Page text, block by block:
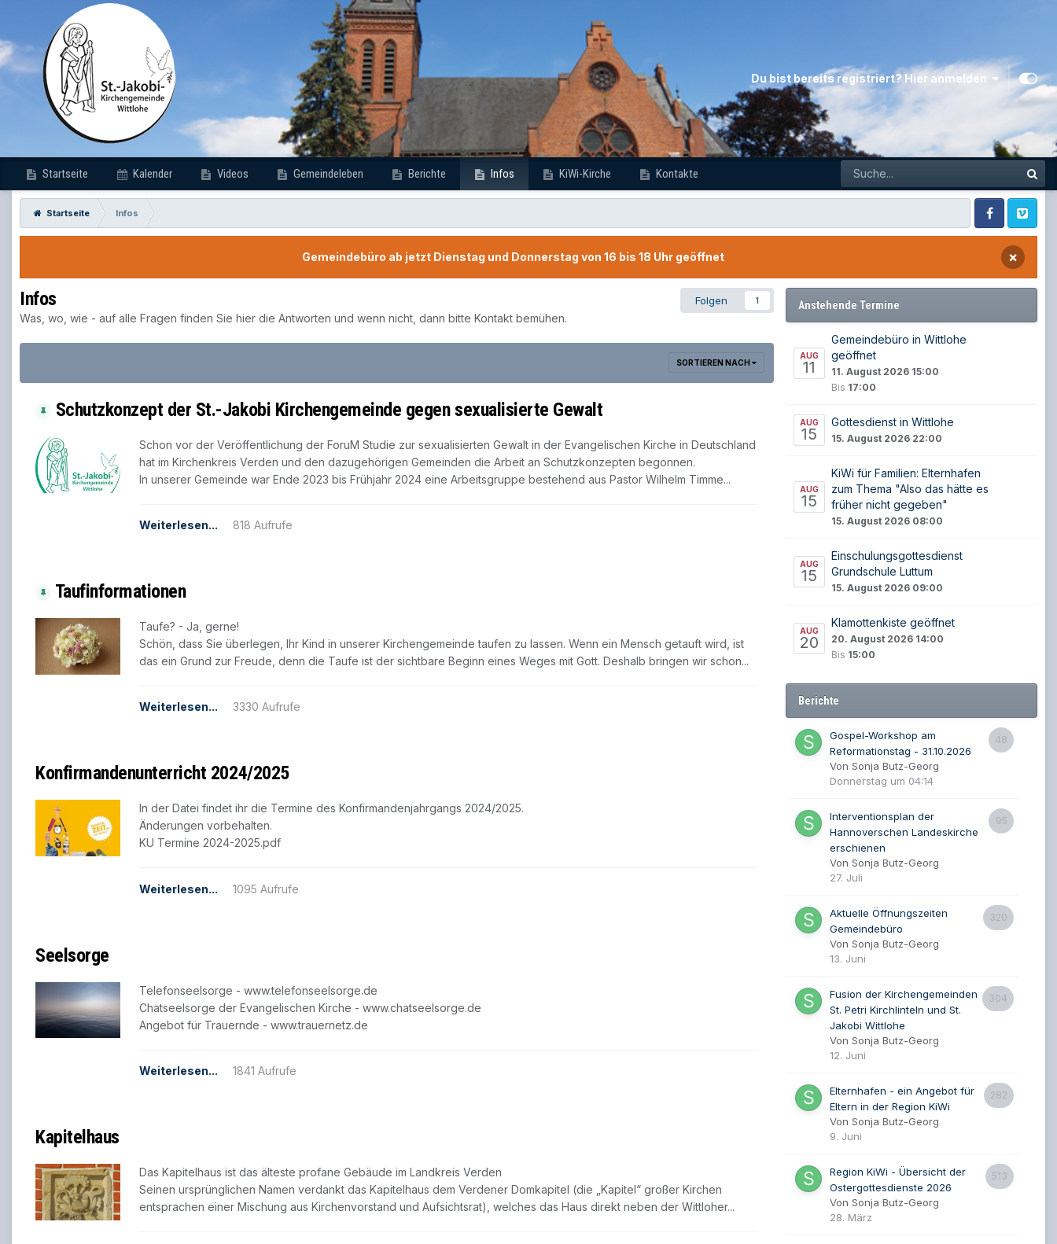
Du bist bereits registriert? Hier anmelden
Startseite Kalender Videos Gemeindeleben Berichte Infos KiWi-Kirche Kontakte
Startseite
Infos
FacebookVimeo
Gemeindebüro ab jetzt Dienstag und Donnerstag von 16 bis 18 Uhr geöffnet ×
Infos Folgen 1
Was, wo, wie - auf alle Fragen finden Sie hier die Antworten und wenn nicht, dann bitte Kontakt bemühen.
SORTIEREN NACH
Schutzkonzept der St.-Jakobi Kirchengemeinde gegen sexualisierte Gewalt
Schon vor der Veröffentlichung der ForuM Studie zur sexualisierten Gewalt in der Evangelischen Kirche in Deutschland
hat im Kirchenkreis Verden und den dazugehörigen Gemeinden die Arbeit an Schutzkonzepten begonnen.
In unserer Gemeinde war Ende 2023 bis Frühjahr 2024 eine Arbeitsgruppe bestehend aus Pastor Wilhelm Timme...
Weiterlesen... 818 Aufrufe
Taufinformationen
Taufe? - Ja, gerne!
Schön, dass Sie überlegen, Ihr Kind in unserer Kirchengemeinde taufen zu lassen. Wenn ein Mensch getauft wird, ist
das ein Grund zur Freude, denn die Taufe ist der sichtbare Beginn eines Weges mit Gott. Deshalb bringen wir schon...
Weiterlesen... 3330 Aufrufe
Konfirmandenunterricht 2024/2025
In der Datei findet ihr die Termine des Konfirmandenjahrgangs 2024/2025.
Änderungen vorbehalten.
KU Termine 2024-2025.pdf
Weiterlesen... 1095 Aufrufe
Seelsorge
Telefonseelsorge - www.telefonseelsorge.de
Chatseelsorge der Evangelischen Kirche - www.chatseelsorge.de
Angebot für Trauernde - www.trauernetz.de
Weiterlesen... 1841 Aufrufe
Kapitelhaus
Das Kapitelhaus ist das älteste profane Gebäude im Landkreis Verden
Seinen ursprünglichen Namen verdankt das Kapitelhaus dem Verdener Domkapitel (die „Kapitel“ großer Kirchen
entsprachen einer Mischung aus Kirchenvorstand und Aufsichtsrat), welches das Haus direkt neben der Wittloher...
Anstehende Termine
AUG
11
Gemeindebüro in Wittlohe
geöffnet
11. August 2026 15:00
Bis 17:00
AUG
15
Gottesdienst in Wittlohe
15. August 2026 22:00
AUG
15
KiWi für Familien: Elternhafen
zum Thema "Also das hätte es
früher nicht gegeben"
15. August 2026 08:00
AUG
15
Einschulungsgottesdienst
Grundschule Luttum
15. August 2026 09:00
AUG
20
Klamottenkiste geöffnet
20. August 2026 14:00
Bis 15:00
Berichte
48
Gospel-Workshop am
Reformationstag - 31.10.2026
Von Sonja Butz-Georg
Donnerstag um 04:14
95
Interventionsplan der
Hannoverschen Landeskirche
erschienen
Von Sonja Butz-Georg
27. Juli
320
Aktuelle Öffnungszeiten
Gemeindebüro
Von Sonja Butz-Georg
13. Juni
304
Fusion der Kirchengemeinden
St. Petri Kirchlinteln und St.
Jakobi Wittlohe
Von Sonja Butz-Georg
12. Juni
282
Elternhafen - ein Angebot für
Eltern in der Region KiWi
Von Sonja Butz-Georg
9. Juni
513
Region KiWi - Übersicht der
Ostergottesdienste 2026
Von Sonja Butz-Georg
28. März